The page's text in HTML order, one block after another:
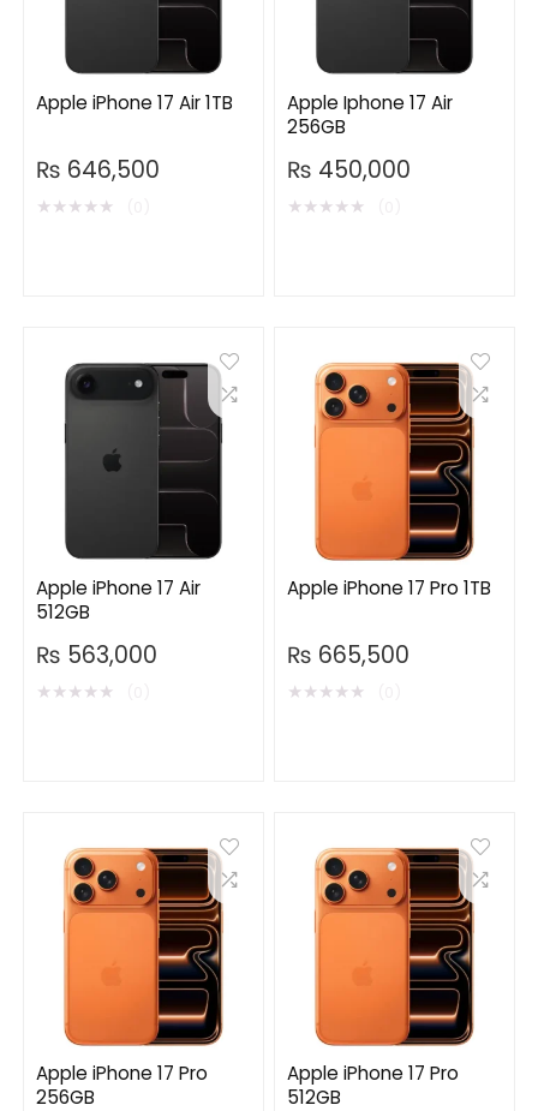
Apple iPhone 17 Air 1TB
₨ 646,500
★★★★★
Apple Iphone 17 Air
256GB
₨ 450,000
★★★★★
Apple iPhone 17 Air
512GB
₨ 563,000
★★★★★
Apple iPhone 17 Pro 1TB
₨ 665,500
★★★★★
Apple iPhone 17 Pro
256GB
Apple iPhone 17 Pro
512GB